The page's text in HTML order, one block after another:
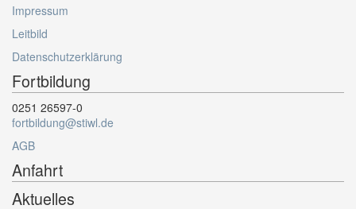
Impressum
Leitbild
Datenschutzerklärung
Fortbildung
0251 26597-0
fortbildung@stiwl.de
AGB
Anfahrt
Aktuelles